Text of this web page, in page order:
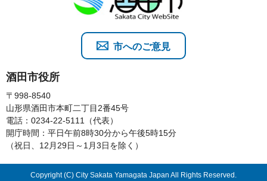
酒田市役所
〒998-8540
山形県酒田市本町二丁目2番45号
電話：0234-22-5111（代表）
開庁時間：平日午前8時30分から午後5時15分
（祝日、12月29日～1月3日を除く）
市へのご意見
Copyright (C) City Sakata Yamagata Japan All Rights Reserved.